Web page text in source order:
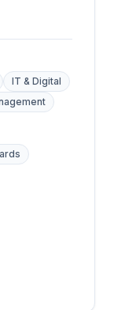
IT & Digital